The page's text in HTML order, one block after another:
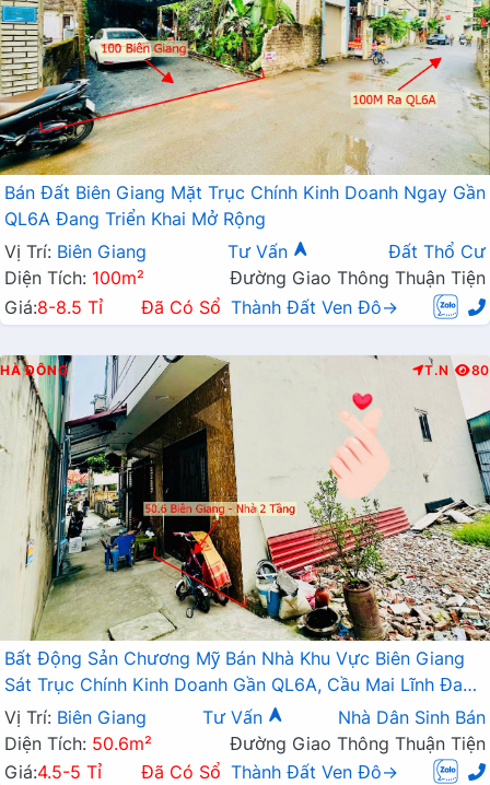
Bán Đất Biên Giang Mặt Trục Chính Kinh Doanh Ngay Gần
QL6A Đang Triển Khai Mở Rộng
Vị Trí: Biên Giang Tư Vấn
Đất Thổ Cư
Diện Tích: 100m²
Đường Giao Thông Thuận Tiện
Giá:8-8.5 Tỉ Đã Có Sổ Thành Đất Ven Đô→
HÀ ĐÔNG T.N 80
Bất Động Sản Chương Mỹ Bán Nhà Khu Vực Biên Giang
Sát Trục Chính Kinh Doanh Gần QL6A, Cầu Mai Lĩnh Đang
Mở Rộng
Vị Trí: Biên Giang Tư Vấn
Nhà Dân Sinh Bán
Diện Tích: 50.6m²
Đường Giao Thông Thuận Tiện
Giá:4.5-5 Tỉ Đã Có Sổ Thành Đất Ven Đô→